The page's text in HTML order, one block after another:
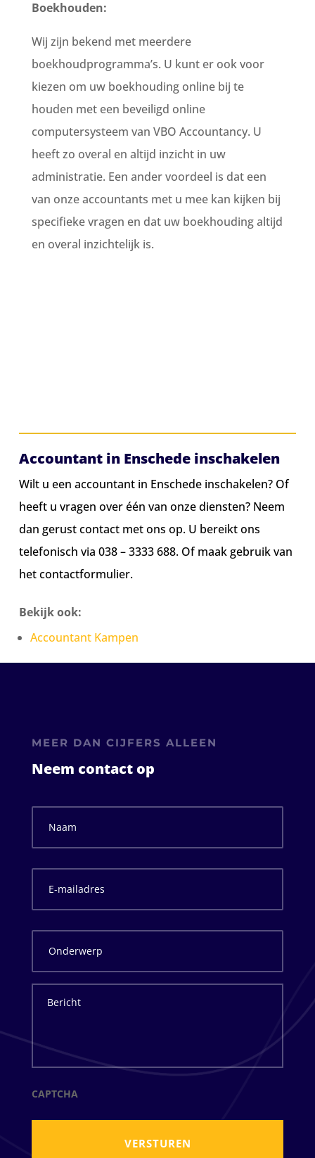
Boekhouden:
Wij zijn bekend met meerdere
boekhoudprogramma’s. U kunt er ook voor
kiezen om uw boekhouding online bij te
houden met een beveiligd online
computersysteem van VBO Accountancy. U
heeft zo overal en altijd inzicht in uw
administratie. Een ander voordeel is dat een
van onze accountants met u mee kan kijken bij
specifieke vragen en dat uw boekhouding altijd
en overal inzichtelijk is.
Accountant in Enschede inschakelen
Wilt u een accountant in Enschede inschakelen? Of
heeft u vragen over één van onze diensten? Neem
dan gerust contact met ons op. U bereikt ons
telefonisch via 038 – 3333 688. Of maak gebruik van
het contactformulier.
Bekijk ook:
Accountant Kampen
MEER DAN CIJFERS ALLEEN
Neem contact op
Naam *
E-
Onderwerp *
Bericht
CAPTCHA